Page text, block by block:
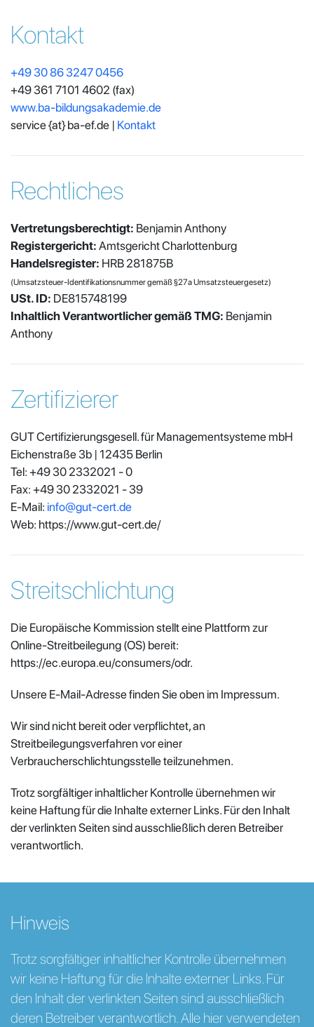
Kontakt
+49 30 86 3247 0456
+49 361 7101 4602 (fax)
www.ba-bildungsakademie.de
service {at} ba-ef.de | Kontakt
Rechtliches
Vertretungsberechtigt: Benjamin Anthony
Registergericht: Amtsgericht Charlottenburg
Handelsregister: HRB 281875B
(Umsatzsteuer-Identifikationsnummer gemäß §27a Umsatzsteuergesetz)
USt. ID: DE815748199
Inhaltlich Verantwortlicher gemäß TMG: Benjamin
Anthony
Zertifizierer
GUT Certifizierungsgesell. für Managementsysteme mbH
Eichenstraße 3b | 12435 Berlin
Tel: +49 30 2332021 - 0
Fax: +49 30 2332021 - 39
E-Mail: info@gut-cert.de
Web: https://www.gut-cert.de/
Streitschlichtung
Die Europäische Kommission stellt eine Plattform zur
Online-Streitbeilegung (OS) bereit:
https://ec.europa.eu/consumers/odr.
Unsere E-Mail-Adresse finden Sie oben im Impressum.
Wir sind nicht bereit oder verpflichtet, an
Streitbeilegungsverfahren vor einer
Verbraucherschlichtungsstelle teilzunehmen.
Trotz sorgfältiger inhaltlicher Kontrolle übernehmen wir
keine Haftung für die Inhalte externer Links. Für den Inhalt
der verlinkten Seiten sind ausschließlich deren Betreiber
verantwortlich.
Hinweis
Trotz sorgfältiger inhaltlicher Kontrolle übernehmen
wir keine Haftung für die Inhalte externer Links. Für
den Inhalt der verlinkten Seiten sind ausschließlich
deren Betreiber verantwortlich. Alle hier verwendeten